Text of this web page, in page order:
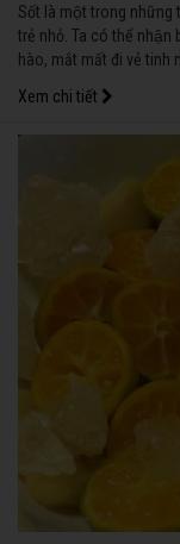
Sốt là một trong những
trẻ nhỏ. Ta có thể nhận
hào, mắt mất đi vẻ tinh
Xem chi tiết